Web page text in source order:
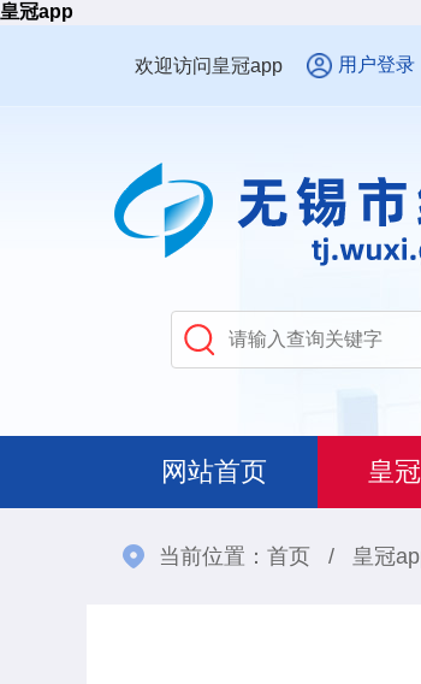
皇冠app
欢迎访问皇冠app 用户登录
网站首页 皇
当前位置： 首页 / 皇冠